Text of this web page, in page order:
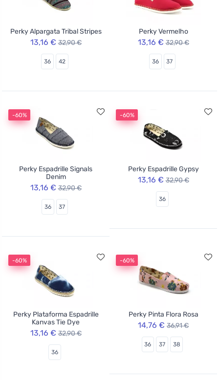
Perky Alpargata Tribal Stripes
13,16 € 32,90 €
36 42
Perky Vermelho
13,16 € 32,90 €
36 37
-60%
Perky Espadrille Signals
Denim
13,16 € 32,90 €
36 37
-60%
Perky Espadrille Gypsy
13,16 € 32,90 €
36
-60%
Perky Plataforma Espadrille
Kanvas Tie Dye
13,16 € 32,90 €
36
-60%
Perky Pinta Flora Rosa
14,76 € 36,91 €
36 37 38